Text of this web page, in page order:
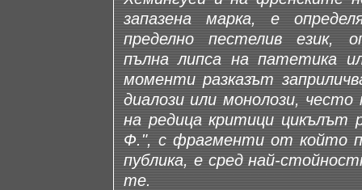
запазена марка, е
пределно пестелив език,
пълна липса на патетика
моменти разказът
диалози или монолози,
на редица критици цикълът
Ф.", с фрагменти от който
публика, е сред най-
те.